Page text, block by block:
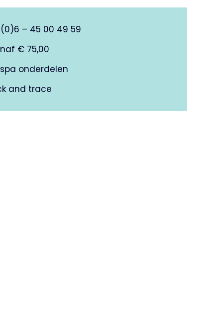
– 45 00 49 59
€ 75,00
onderdelen
and trace